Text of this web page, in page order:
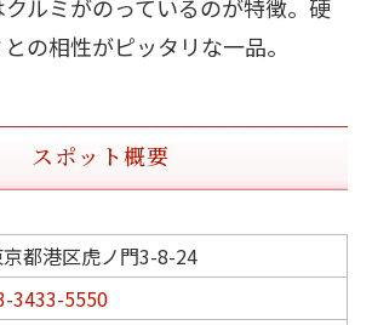
ルミがのっているのが特徴。硬
の相性がピッタリな一品。
スポット概要
都港区虎ノ門3-8-24
3433-5550